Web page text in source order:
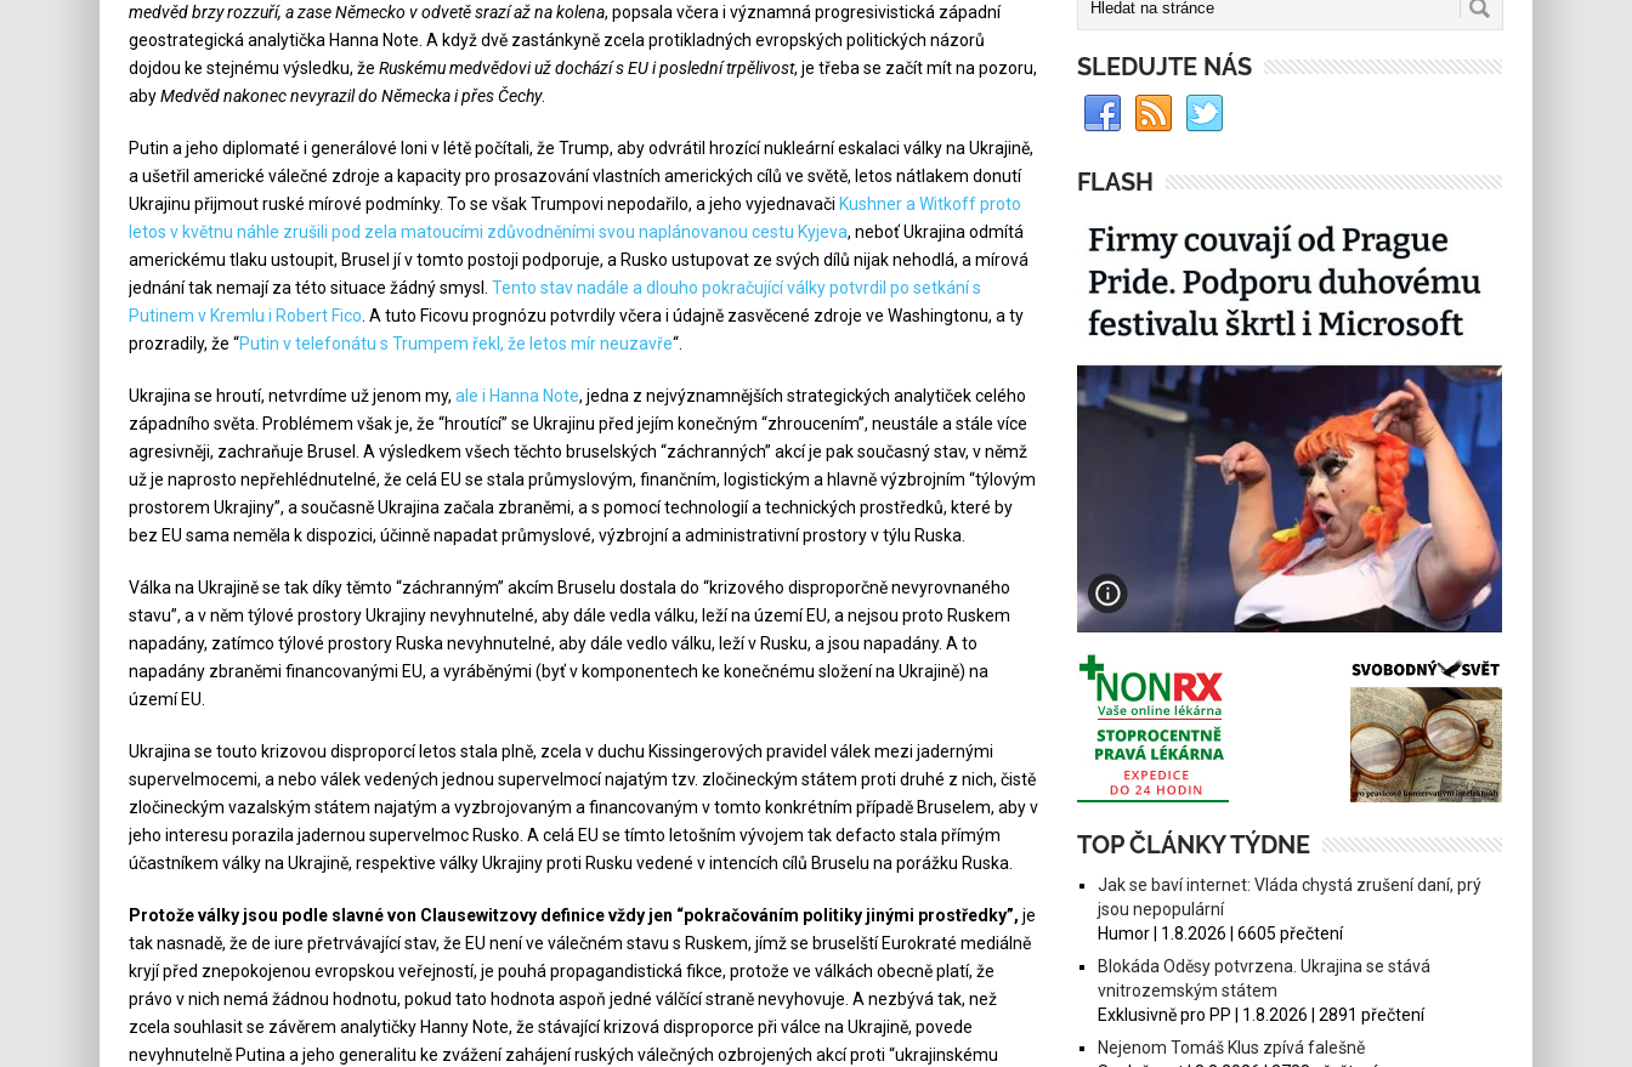
medvěd brzy rozzuří, a zase Německo v odvetě srazí až na kolena, popsala včera i významná progresivistická západní
geostrategická analytička Hanna Note. A když dvě zastánkyně zcela protikladných evropských politických názorů
dojdou ke stejnému výsledku, že Ruskému medvědovi už dochází s EU i poslední trpělivost, je třeba se začít mít na pozoru,
abyMedvěd nakonec nevyrazil do Německa i přes Čechy.
Putin a jeho diplomaté i generálové loni v létě počítali, že Trump, aby odvrátil hrozící nukleární eskalaci války na Ukrajině,
a ušetřil americké válečné zdroje a kapacity pro prosazování vlastních amerických cílů ve světě, letos nátlakem donutí
Ukrajinu přijmout ruské mírové podmínky. To se však Trumpovi nepodařilo, a jeho vyjednavači Kushner a Witkoff proto
letos v květnu náhle zrušili pod zela matoucími zdůvodněními svou naplánovanou cestu Kyjeva, neboť Ukrajina odmítá
americkému tlaku ustoupit, Brusel jí v tomto postoji podporuje, a Rusko ustupovat ze svých dílů nijak nehodlá, a mírová
jednání tak nemají za této situace žádný smysl. Tento stav nadále a dlouho pokračující války potvrdil po setkání s
Putinem v Kremlu i Robert Fico . A tuto Ficovu prognózu potvrdily včera i údajně zasvěcené zdroje ve Washingtonu, a ty
prozradily, že “Putin v telefonátu s Trumpem řekl, že letos mír neuzavře“.
Ukrajina se hroutí, netvrdíme už jenom my, ale i Hanna Note, jedna z nejvýznamnějších strategických analytiček celého
západního světa. Problémem však je, že “hroutící” se Ukrajinu před jejím konečným “zhroucením”, neustále a stále více
agresivněji, zachraňuje Brusel. A výsledkem všech těchto bruselských “záchranných” akcí je pak současný stav, v němž
už je naprosto nepřehlédnutelné, že celá EU se stala průmyslovým, finančním, logistickým a hlavně výzbrojním “týlovým
prostorem Ukrajiny”, a současně Ukrajina začala zbraněmi, a s pomocí technologií a technických prostředků, které by
bez EU sama neměla k dispozici, účinně napadat průmyslové, výzbrojní a administrativní prostory v týlu Ruska.
Válka na Ukrajině se tak díky těmto “záchranným” akcím Bruselu dostala do “krizového disproporčně nevyrovnaného
stavu”, a v něm týlové prostory Ukrajiny nevyhnutelné, aby dále vedla válku, leží na území EU, a nejsou proto Ruskem
napadány, zatímco týlové prostory Ruska nevyhnutelné, aby dále vedlo válku, leží v Rusku, a jsou napadány. A to
napadány zbraněmi financovanými EU, a vyráběnými (byť v komponentech ke konečnému složení na Ukrajině) na
území EU.
Ukrajina se touto krizovou disproporcí letos stala plně, zcela v duchu Kissingerových pravidel válek mezi jadernými
supervelmocemi, a nebo válek vedených jednou supervelmocí najatým tzv. zločineckým státem proti druhé z nich, čistě
zločineckým vazalským státem najatým a vyzbrojovaným a financovaným v tomto konkrétním případě Bruselem, aby v
jeho interesu porazila jadernou supervelmoc Rusko. A celá EU se tímto letošním vývojem tak defacto stala přímým
účastníkem války na Ukrajině, respektive války Ukrajiny proti Rusku vedené v intencích cílů Bruselu na porážku Ruska.
Protože války jsou podle slavné von Clausewitzovy definice vždy jen “pokračováním politiky jinými prostředky”, je
tak nasnadě, že de iure přetrvávající stav, že EU není ve válečném stavu s Ruskem, jímž se bruselští Eurokraté mediálně
kryjí před znepokojenou evropskou veřejností, je pouhá propagandistická fikce, protože ve válkách obecně platí, že
právo v nich nemá žádnou hodnotu, pokud tato hodnota aspoň jedné válčící straně nevyhovuje. A nezbývá tak, než
zcela souhlasit se závěrem analytičky Hanny Note, že stávající krizová disproporce při válce na Ukrajině, povede
nevyhnutelně Putina a jeho generalitu ke zvážení zahájení ruských válečných ozbrojených akcí proti “ukrajinskému
SLEDUJTE NÁS
FLASH
TOP ČLÁNKY TÝDNE
Jak se baví internet: Vláda chystá zrušení daní, prý
jsou nepopulární
Humor | 1.8.2026 | 6605 přečtení
Blokáda Oděsy potvrzena. Ukrajina se stává
vnitrozemským státem
Exklusivně pro PP | 1.8.2026 | 2891 přečtení
Nejenom Tomáš Klus zpívá falešně